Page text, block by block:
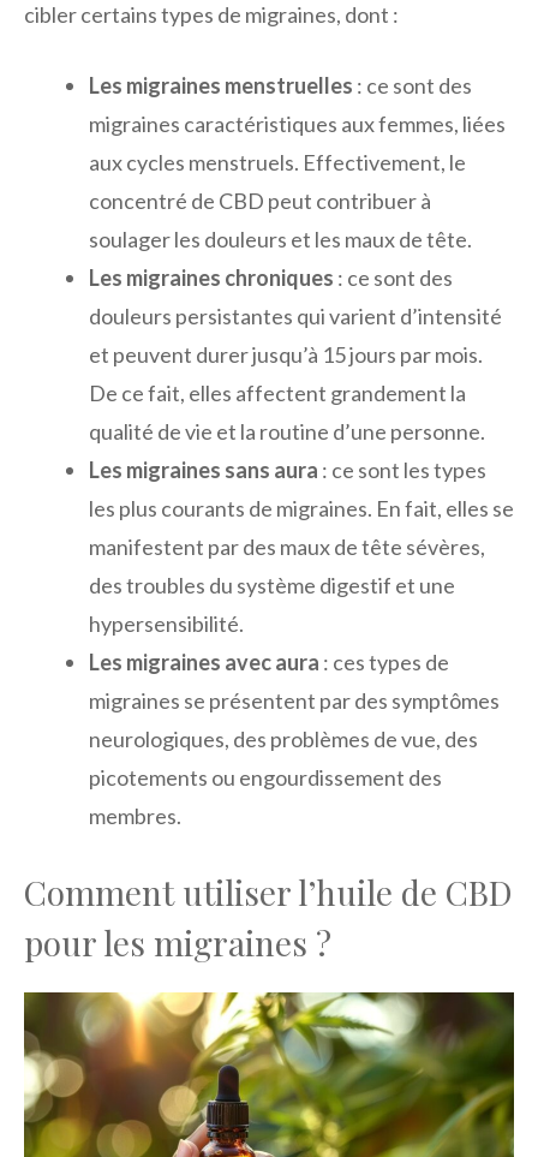
cibler certains types de migraines, dont :
Les migraines menstruelles : ce sont des
migraines caractéristiques aux femmes, liées
aux cycles menstruels. Effectivement, le
concentré de CBD peut contribuer à
soulager les douleurs et les maux de tête.
Les migraines chroniques : ce sont des
douleurs persistantes qui varient d’intensité
et peuvent durer jusqu’à 15 jours par mois.
De ce fait, elles affectent grandement la
qualité de vie et la routine d’une personne.
Les migraines sans aura : ce sont les types
les plus courants de migraines. En fait, elles se
manifestent par des maux de tête sévères,
des troubles du système digestif et une
hypersensibilité.
Les migraines avec aura : ces types de
migraines se présentent par des symptômes
neurologiques, des problèmes de vue, des
picotements ou engourdissement des
membres.
Comment utiliser l’huile de CBD
pour les migraines ?